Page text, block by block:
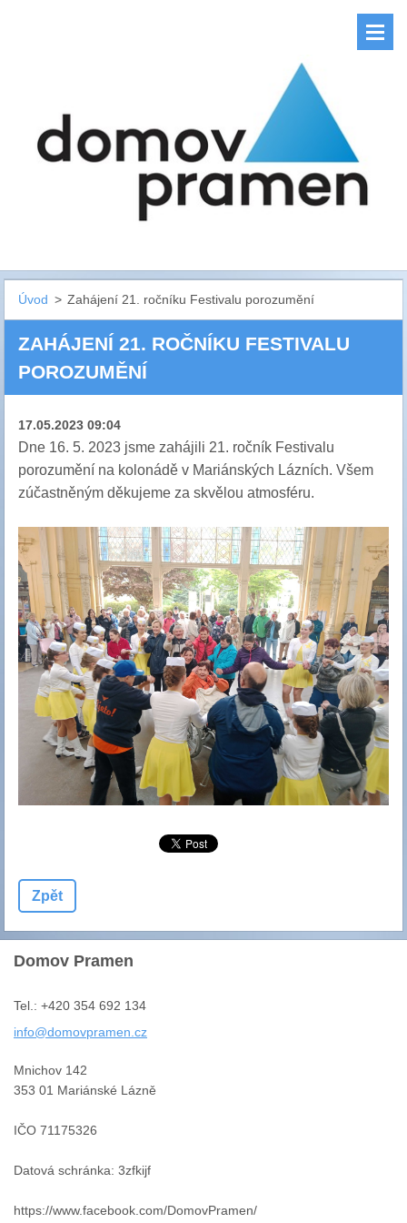
Úvod > Zahájení 21. ročníku Festivalu porozumění
ZAHÁJENÍ 21. ROČNÍKU FESTIVALU
POROZUMĚNÍ
17.05.2023 09:04
Dne 16. 5. 2023 jsme zahájili 21. ročník Festivalu
porozumění na kolonádě v Mariánských Lázních. Všem
zúčastněným děkujeme za skvělou atmosféru.
Zpět
Domov Pramen
Tel.: +420 354 692 134
info@domovpramen .cz
Mnichov 142
353 01 Mariánské Lázně
IČO 71175326
Datová schránka: 3zfkijf
https://www.facebook.com/DomovPramen/